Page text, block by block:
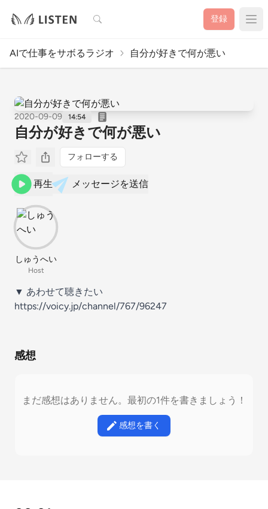
検索 登録
AIで仕事をサボるラジオ 自分が好きで何が悪い
2020-09-09 14:54
自分が好きで何が悪い
フォローする
再生 メッセージを送信
しゅうへい
Host
▼ あわせて聴きたい
https://voicy.jp/channel/767/96247
感想
まだ感想はありません。最初の1件を書きましょう！
感想を書く